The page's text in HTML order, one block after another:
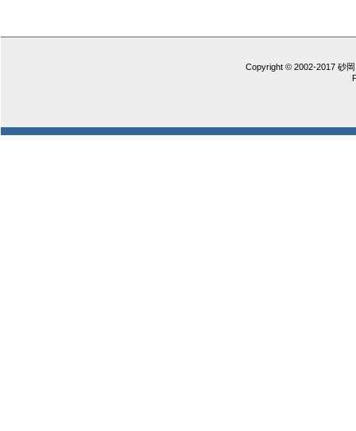
Copyright © 2002-2017 砂